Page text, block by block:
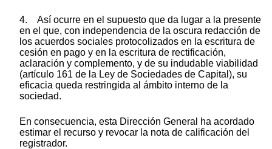
4. Así ocurre en el supuesto que da lugar a la presente
en el que, con independencia de la oscura redacción de
los acuerdos sociales protocolizados en la escritura de
cesión en pago y en la escritura de rectificación,
aclaración y complemento, y de su indudable viabilidad
(artículo 161 de la Ley de Sociedades de Capital), su
eficacia queda restringida al ámbito interno de la
sociedad.
En consecuencia, esta Dirección General ha acordado
estimar el recurso y revocar la nota de calificación del
registrador.